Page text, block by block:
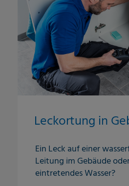
Leckortung in
Ein Leck auf einer
Leitung im Gebäude
eintretendes Wasser?